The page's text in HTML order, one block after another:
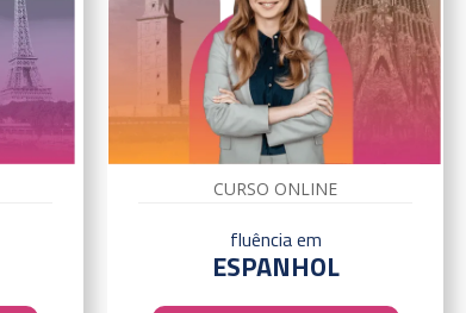
CURSO ONLINE
fluência em
ESPANHOL